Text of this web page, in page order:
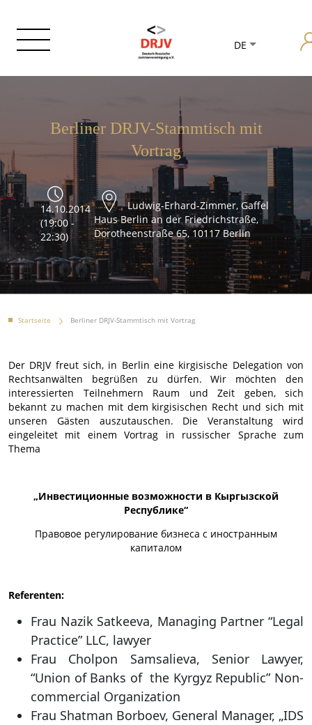
DE
Berliner DRJV-Stammtisch mit
Vortrag
14.10.2014
(19:00 -
22:30)
Ludwig-Erhard-Zimmer, Gaffel
Haus Berlin an der Friedrichstraße,
Dorotheenstraße 65, 10117 Berlin
Startseite Berliner DRJV-Stammtisch mit Vortrag
Der DRJV freut sich, in Berlin eine kirgisische Delegation von
Rechtsanwälten begrüßen zu dürfen. Wir möchten den
interessierten Teilnehmern Raum und Zeit geben, sich
bekannt zu machen mit dem kirgisischen Recht und sich mit
unseren Gästen auszutauschen. Die Veranstaltung wird
eingeleitet mit einem Vortrag in russischer Sprache zum
Thema
„Инвестиционные возможности в Кыргызской
Республике“
Правовое регулирование бизнеса с иностранным
капиталом
Referenten:
Frau Nazik Satkeeva, Managing Partner “Legal
Practice” LLC, lawyer
Frau Cholpon Samsalieva, Senior Lawyer,
“Union of Banks of the Kyrgyz Republic” Non-
commercial Organization
Frau Shatman Borboev, General Manager, „IDS